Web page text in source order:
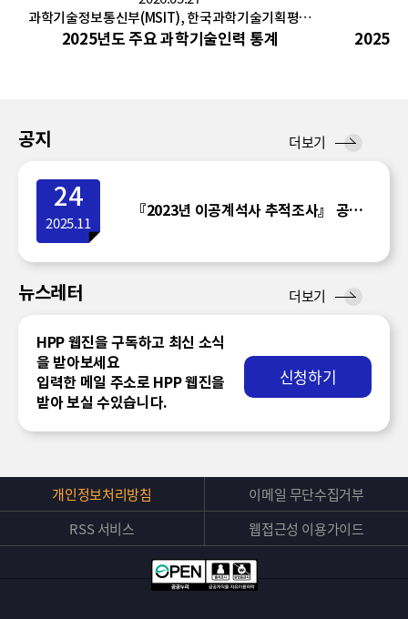
과학기술정보통신부(MSIT), 한국과학기술기획평가
원(KISTEP)
2025년도 주요 과학기술인력 통계 2025
공지
24
2025.11
『2023년 이공계석사 추적조사』 공표일정
공
더보기
뉴스레터
HPP 웹진을 구독하고 최신 소식
을 받아보세요
입력한 메일 주소로 HPP 웹진을
받아 보실 수있습니다.
신청하기
뉴
터
더보기
개인정보처리방침
이메일 무단수집거부
RSS 서비스
웹접근성 이용가이드